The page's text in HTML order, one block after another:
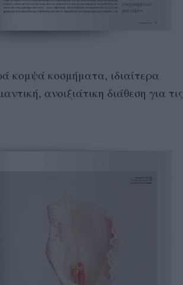
κομψά κοσμήματα, ιδιαίτερα
ανοιξιάτικη διάθεση για τις